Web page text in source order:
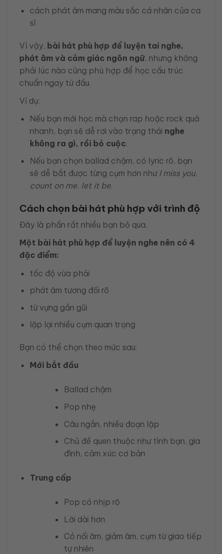
cách phát âm mang màu sắc cá nhân của ca
sĩ
Vì vậy, bài hát phù hợp để luyện tai nghe,
phát âm và cảm giác ngôn ngữ, nhưng không
phải lúc nào cũng phù hợp để học cấu trúc
chuẩn ngay từ đầu.
Ví dụ:
Nếu bạn mới học mà chọn rap hoặc rock quá
nhanh, bạn sẽ dễ rơi vào trạng thái nghe
không ra gì, rồi bỏ cuộc.
Nếu bạn chọn ballad chậm, có lyric rõ, bạn
sẽ dễ bắt được từng cụm hơn như I miss you,
count on me, let it be.
Cách chọn bài hát phù hợp với trình độ
Đây là phần rất nhiều bạn bỏ qua.
Một bài hát phù hợp để luyện nghe nên có 4
đặc điểm:
tốc độ vừa phải
phát âm tương đối rõ
từ vựng gần gũi
lặp lại nhiều cụm quan trọng
Bạn có thể chọn theo mức sau:
Mới bắt đầu
Ballad chậm
Pop nhẹ
Câu ngắn, nhiều đoạn lặp
Chủ đề quen thuộc như tình bạn, gia
đình, cảm xúc cơ bản
Trung cấp
Pop có nhịp rõ
Lời dài hơn
Có nối âm, giảm âm, cụm từ giao tiếp
tự nhiên